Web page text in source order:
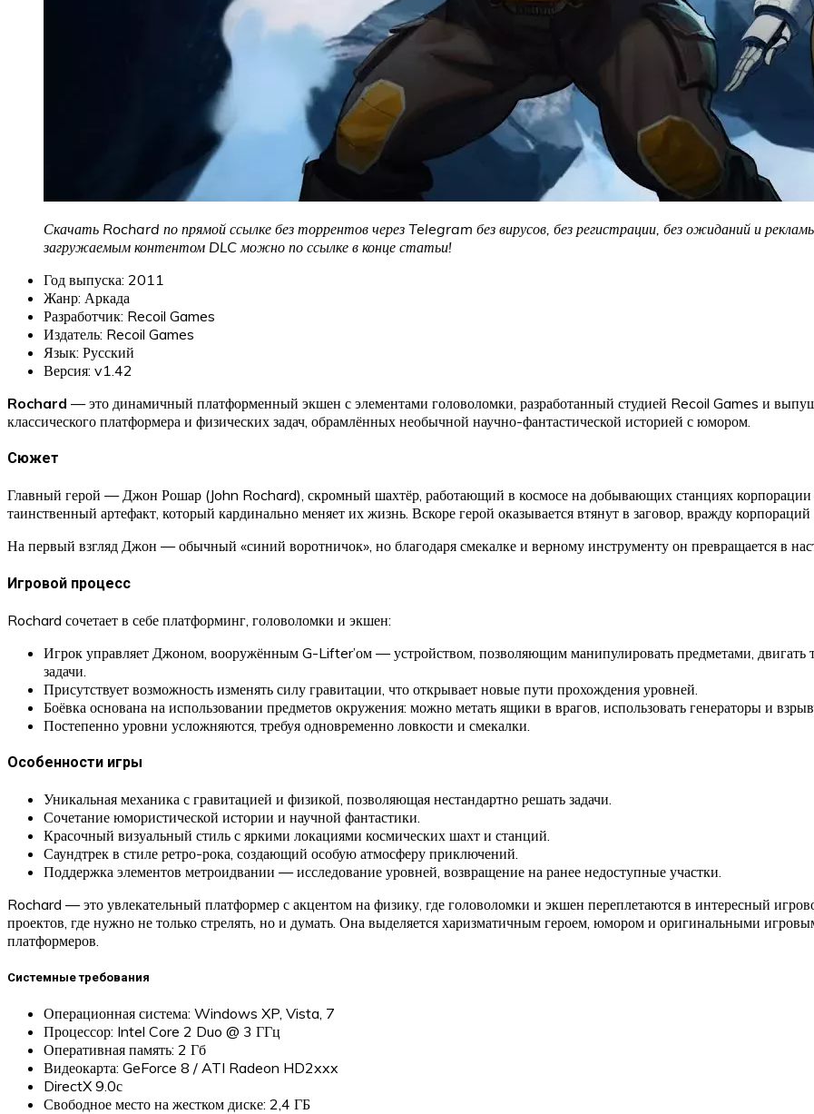
Скачать Rochard по прямой ссылке без торрентов через Telegram без вирусов, без регистрации, без ожиданий и
загружаемым контентом DLC можно по ссылке в конце статьи!
Год выпуска: 2011
Жанр: Аркада
Разработчик: Recoil Games
Издатель: Recoil Games
Язык: Русский
Версия: v1.42
Rochard — это динамичный платформенный экшен с элементами головоломки, разработанный студией Recoil Games и
классического платформера и физических задач, обрамлённых необычной научно-фантастической историей с юмором.
Сюжет
Главный герой — Джон Рошар (John Rochard), скромный шахтёр, работающий в космосе на добывающих станциях
таинственный артефакт, который кардинально меняет их жизнь. Вскоре герой оказывается втянут в заговор, вражду
На первый взгляд Джон — обычный «синий воротничок», но благодаря смекалке и верному инструменту он превращается в
Игровой процесс
Rochard сочетает в себе платформинг, головоломки и экшен:
Игрок управляет Джоном, вооружённым G-Lifter’ом — устройством, позволяющим манипулировать предметами, двигать
задачи.
Присутствует возможность изменять силу гравитации, что открывает новые пути прохождения уровней.
Боёвка основана на использовании предметов окружения: можно метать ящики в врагов, использовать генераторы и
Постепенно уровни усложняются, требуя одновременно ловкости и смекалки.
Особенности игры
Уникальная механика с гравитацией и физикой, позволяющая нестандартно решать задачи.
Сочетание юмористической истории и научной фантастики.
Красочный визуальный стиль с яркими локациями космических шахт и станций.
Саундтрек в стиле ретро-рока, создающий особую атмосферу приключений.
Поддержка элементов метроидвании — исследование уровней, возвращение на ранее недоступные участки.
Rochard — это увлекательный платформер с акцентом на физику, где головоломки и экшен переплетаются в интересный
проектов, где нужно не только стрелять, но и думать. Она выделяется харизматичным героем, юмором и оригинальными
платформеров.
Системные требования
Операционная система: Windows XP, Vista, 7
Процессор: Intel Core 2 Duo @ 3 ГГц
Оперативная память: 2 Гб
Видеокарта: GeForce 8 / ATI Radeon HD2xxx
DirectX 9.0с
Свободное место на жестком диске: 2,4 ГБ